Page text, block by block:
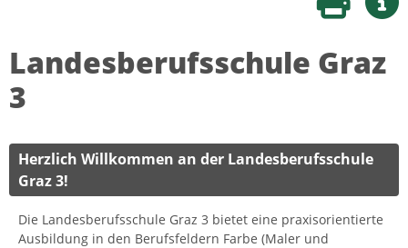
Seite
Landesberufsschule Graz
3
Herzlich Willkommen an der Landesberufsschule
Graz 3!
Die Landesberufsschule Graz 3 bietet eine praxisorientierte
Ausbildung in den Berufsfeldern Farbe (Maler und